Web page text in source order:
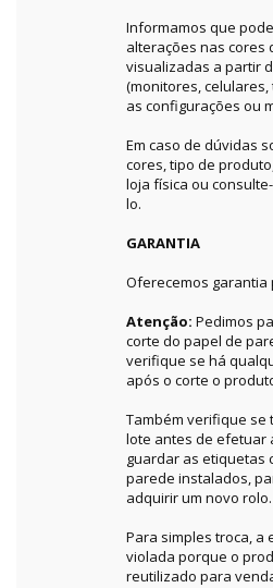
Informamos que
alterações nas cores
visualizadas a partir
(monitores,
as configurações ou
Em caso de dúvidas
cores, tipo de
loja física ou
lo.
GARANTIA
Oferecemos
Atenção: Pedimos
corte do papel de
verifique se há
após o corte o
Também verifique se
lote antes de efetuar
guardar as etiquetas
parede instalados,
adquirir um novo rolo.
Para simples troca, a
violada porque o
reutilizado para